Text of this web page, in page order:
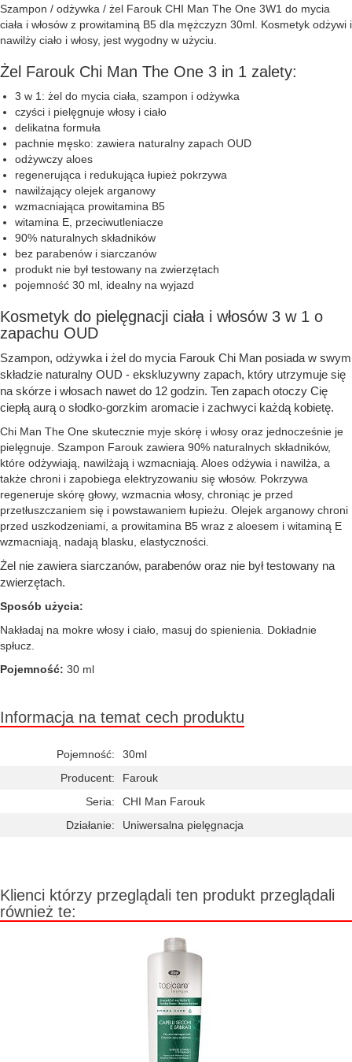
Szampon / odżywka / żel Farouk CHI Man The One 3W1 do mycia
ciała i włosów z prowitaminą B5 dla mężczyzn 30ml. Kosmetyk odżywi i
nawilży ciało i włosy, jest wygodny w użyciu.
Żel Farouk Chi Man The One 3 in 1 zalety:
3 w 1: żel do mycia ciała, szampon i odżywka
czyści i pielęgnuje włosy i ciało
delikatna formuła
pachnie męsko: zawiera naturalny zapach OUD
odżywczy aloes
regenerująca i redukująca łupież pokrzywa
nawilżający olejek arganowy
wzmacniająca prowitamina B5
witamina E, przeciwutleniacze
90% naturalnych składników
bez parabenów i siarczanów
produkt nie był testowany na zwierzętach
pojemność 30 ml, idealny na wyjazd
Kosmetyk do pielęgnacji ciała i włosów 3 w 1 o
zapachu OUD
Szampon, odżywka i żel do mycia Farouk Chi Man posiada w swym
składzie naturalny OUD - ekskluzywny zapach, który utrzymuje się
na skórze i włosach nawet do 12 godzin. Ten zapach otoczy Cię
ciepłą aurą o słodko-gorzkim aromacie i zachwyci każdą kobietę.
Chi Man The One skutecznie myje skórę i włosy oraz jednocześnie je
pielęgnuje. Szampon Farouk zawiera 90% naturalnych składników,
które odżywiają, nawilżają i wzmacniają. Aloes odżywia i nawilża, a
także chroni i zapobiega elektryzowaniu się włosów. Pokrzywa
regeneruje skórę głowy, wzmacnia włosy, chroniąc je przed
przetłuszczaniem się i powstawaniem łupieżu. Olejek arganowy chroni
przed uszkodzeniami, a prowitamina B5 wraz z aloesem i witaminą E
wzmacniają, nadają blasku, elastyczności.
Żel nie zawiera siarczanów, parabenów oraz nie był testowany na
zwierzętach.
Sposób użycia:
Nakładaj na mokre włosy i ciało, masuj do spienienia. Dokładnie
spłucz.
Pojemność: 30 ml
Informacja na temat cech produktu
Pojemność:
30ml
Producent:
Farouk
Seria:
CHI Man Farouk
Działanie:
Uniwersalna pielęgnacja
Klienci którzy przeglądali ten produkt przeglądali
również te: